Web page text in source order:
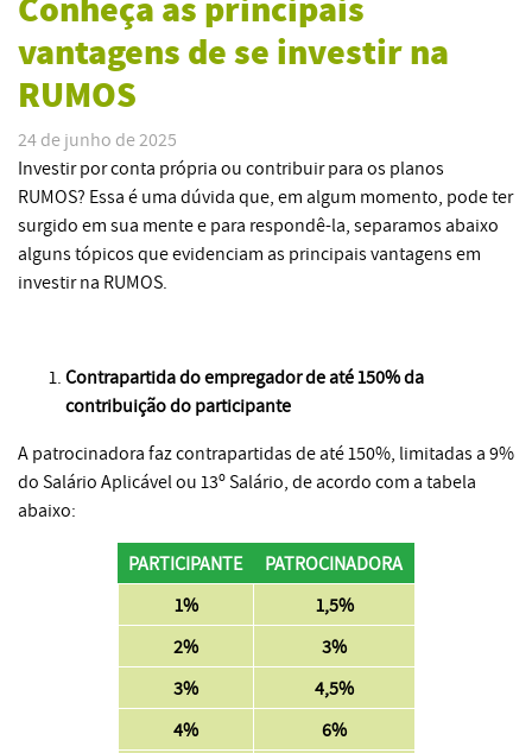
vantagens de se investir na
RUMOS
24 de junho de 2025
Investir por conta própria ou contribuir para os planos
RUMOS? Essa é uma dúvida que, em algum momento, pode ter
surgido em sua mente e para respondê-la, separamos abaixo
alguns tópicos que evidenciam as principais vantagens em
investir na RUMOS.
Contrapartida do empregador de até 150% da
contribuição do participante
A patrocinadora faz contrapartidas de até 150%, limitadas a 9%
do Salário Aplicável ou 13º Salário, de acordo com a tabela
abaixo:
PARTICIPANTE
PATROCINADORA
1%
1,5%
2%
3%
3%
4,5%
4%
6%